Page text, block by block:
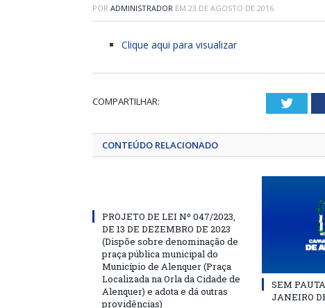
POR ADMINISTRADOR EM 23 DE AGOSTO DE 2016
Clique aqui para visualizar
COMPARTILHAR:
CONTEÚDO RELACIONADO
PROJETO DE LEI Nº 047/2023,
DE 13 DE DEZEMBRO DE 2023
(Dispõe sobre denominação de
praça pública municipal do
Município de Alenquer (Praça
Localizada na Orla da Cidade de
Alenquer) e adota e dá outras
providências)
SEM
JANEIRO